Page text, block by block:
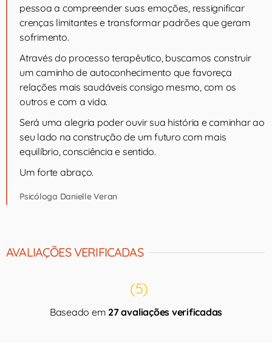
pessoa a compreender suas emoções, ressignificar
crenças limitantes e transformar padrões que geram
sofrimento.
Através do processo terapêutico, buscamos construir
um caminho de autoconhecimento que favoreça
relações mais saudáveis consigo mesmo, com os
outros e com a vida.
Será uma alegria poder ouvir sua história e caminhar ao
seu lado na construção de um futuro com mais
equilíbrio, consciência e sentido.
Um forte abraço.
Psicóloga Danielle Veran
AVALIAÇÕES VERIFICADAS
(5)
Baseado em 27 avaliações verificadas